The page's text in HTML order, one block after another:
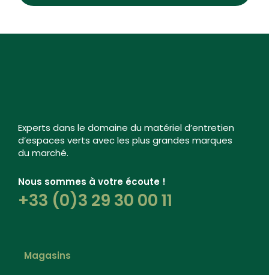
Experts dans le domaine du matériel d’entretien
d’espaces verts avec les plus grandes marques
du marché.
Nous sommes à votre écoute !
+33 (0)3 29 30 00 11
Magasins